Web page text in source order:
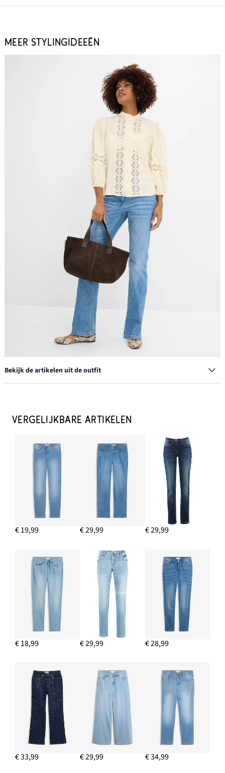
MEER STYLINGIDEEËN
Bekijk de artikelen uit de outfit
€ 47,99
€ 13,99
IN WINKELMANDJE
Blouse met kant van een soepele viscosemix
IN WINKELMANDJE
Mary Janes in animal look
€ 19,99 -70%
IN WINKELMANDJE
VERGELIJKBARE ARTIKELEN
€ 19,99 € 29,99 € 29,99
€ 18,99 € 29,99 € 28,99
€ 33,99 € 29,99 € 34,99